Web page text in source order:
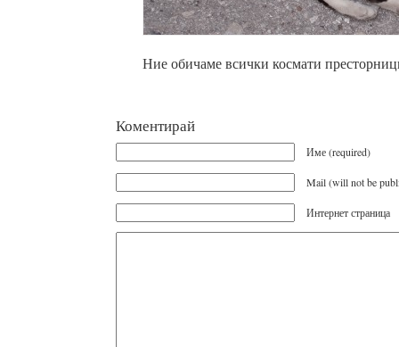
Ние обичаме всички космати
Коментирай
Име (required)
Mail (will not be
Интернет страница